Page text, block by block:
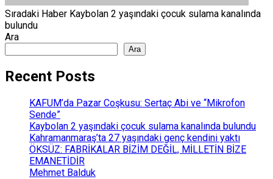
Sıradaki Haber Kaybolan 2 yaşındaki çocuk sulama kanalında
bulundu
Ara
Ara
Recent Posts
KAFUM’da Pazar Coşkusu: Sertaç Abi ve “Mikrofon
Sende”
Kaybolan 2 yaşındaki çocuk sulama kanalında bulundu
Kahramanmaraş’ta 27 yaşındaki genç kendini yaktı
ÖKSÜZ: FABRİKALAR BİZİM DEĞİL, MİLLETİN BİZE
EMANETİDİR
Mehmet Balduk